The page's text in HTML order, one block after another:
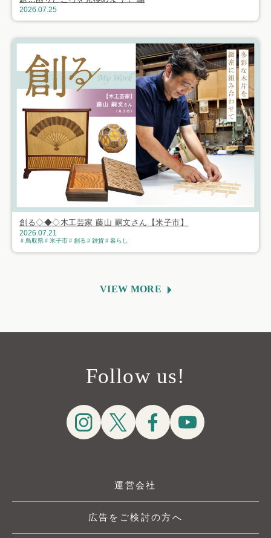
2026.07.25
創る◇◆◇木工芸家 藤山 嗣文さん【米子市】
2026.07.21
鳥取県 米子市 創る 雑貨 暮らし
VIEW MORE
Follow us!
運営会社
広告をご検討の方へ